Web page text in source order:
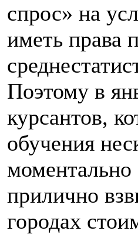
спрос» на
иметь права
Поэтому в
курсантов,
обучения
моментально
прилично
городах